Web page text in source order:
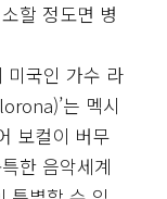
할 정도면 병
미국인 가수 라
는 멕시
보컬이 버무
한 음악세계